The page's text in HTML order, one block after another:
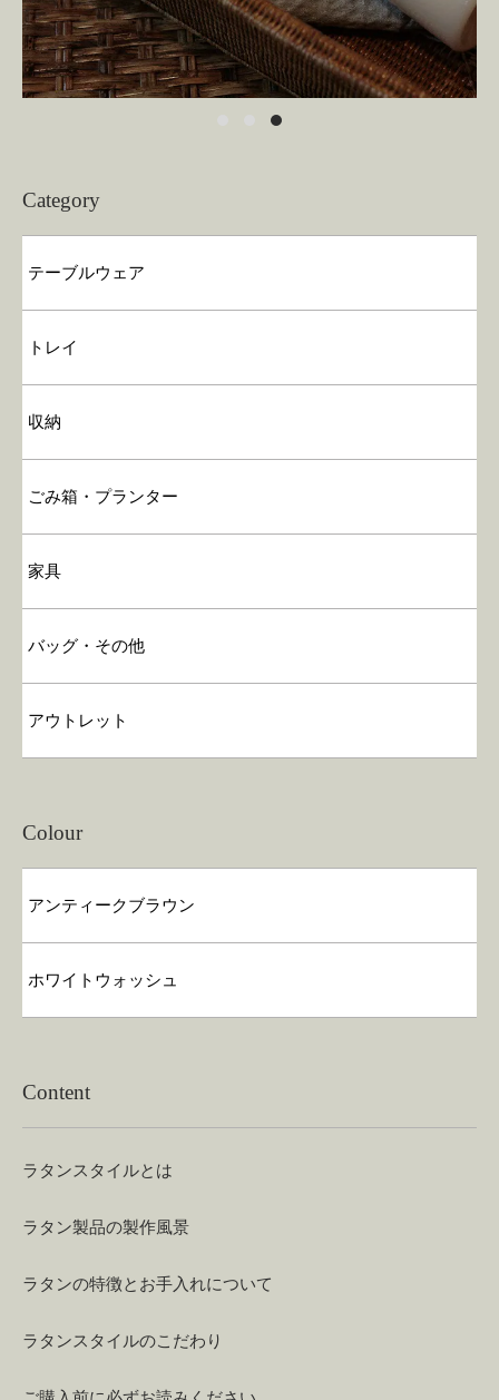
Category
テーブルウェア
トレイ
収納
ごみ箱・プランター
家具
バッグ・その他
アウトレット
Colour
アンティークブラウン
ホワイトウォッシュ
Content
ラタンスタイルとは
ラタン製品の製作風景
ラタンの特徴とお手入れについて
ラタンスタイルのこだわり